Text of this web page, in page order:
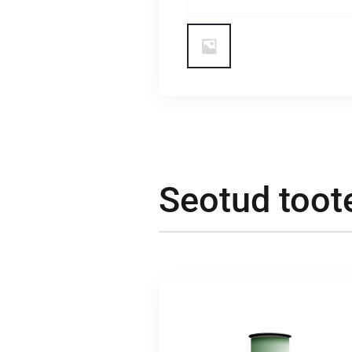
Seotud